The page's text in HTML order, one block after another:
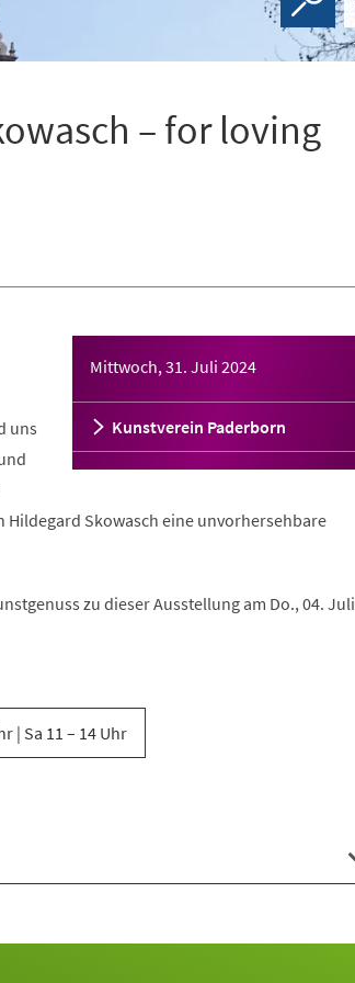
– for loving
Mittwoch, 31. Juli 2024
Kunstverein Paderborn
uns
Skowasch eine unvorhersehbare
zu dieser Ausstellung am Do., 04. Juli
| Sa 11 – 14 Uhr